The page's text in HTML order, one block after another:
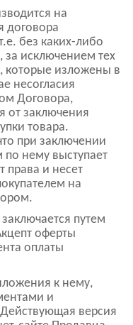
на
договора
без каких-либо
за исключением тех
которые изложены в
несогласия
Договора,
от заключения
товара.
при заключении
нему выступает
права и несет
на
путем
оферты
оплаты
к нему,
и
версия